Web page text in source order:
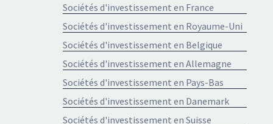
Sociétés d'investissement en France
Sociétés d'investissement en Royaume-Uni
Sociétés d'investissement en Belgique
Sociétés d'investissement en Allemagne
Sociétés d'investissement en Pays-Bas
Sociétés d'investissement en Danemark
Sociétés d'investissement en Suisse